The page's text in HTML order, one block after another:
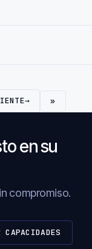
→ »
en su
compromiso.
CAPACIDADES